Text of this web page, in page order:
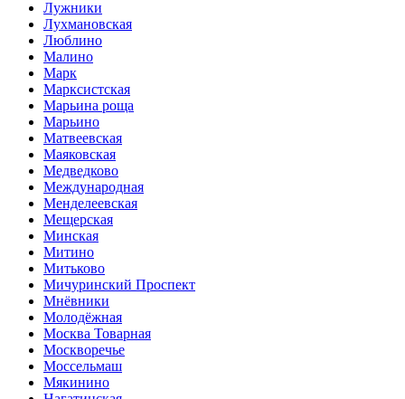
Лужники
Лухмановская
Люблино
Малино
Марк
Марксистская
Марьина роща
Марьино
Матвеевская
Маяковская
Медведково
Международная
Менделеевская
Мещерская
Минская
Митино
Митьково
Мичуринский Проспект
Мнёвники
Молодёжная
Москва Товарная
Москворечье
Моссельмаш
Мякинино